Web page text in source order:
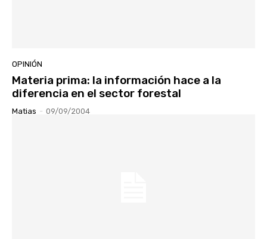
OPINIÓN
Materia prima: la información hace a la
diferencia en el sector forestal
Matias - 09/09/2004